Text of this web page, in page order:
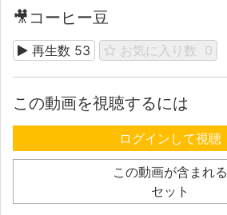
🎥コーヒー豆
再生数 53 お気に入り数 0
この動画を視聴するには
ログインして視聴
この動画が含まれる
セット